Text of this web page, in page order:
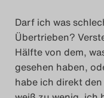
Darf ich was
Übertrieben?
Hälfte von dem,
gesehen haben,
habe ich direkt